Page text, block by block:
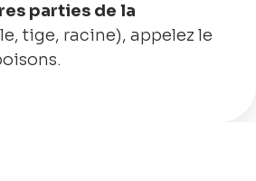
parties de la
tige, racine), appelez le